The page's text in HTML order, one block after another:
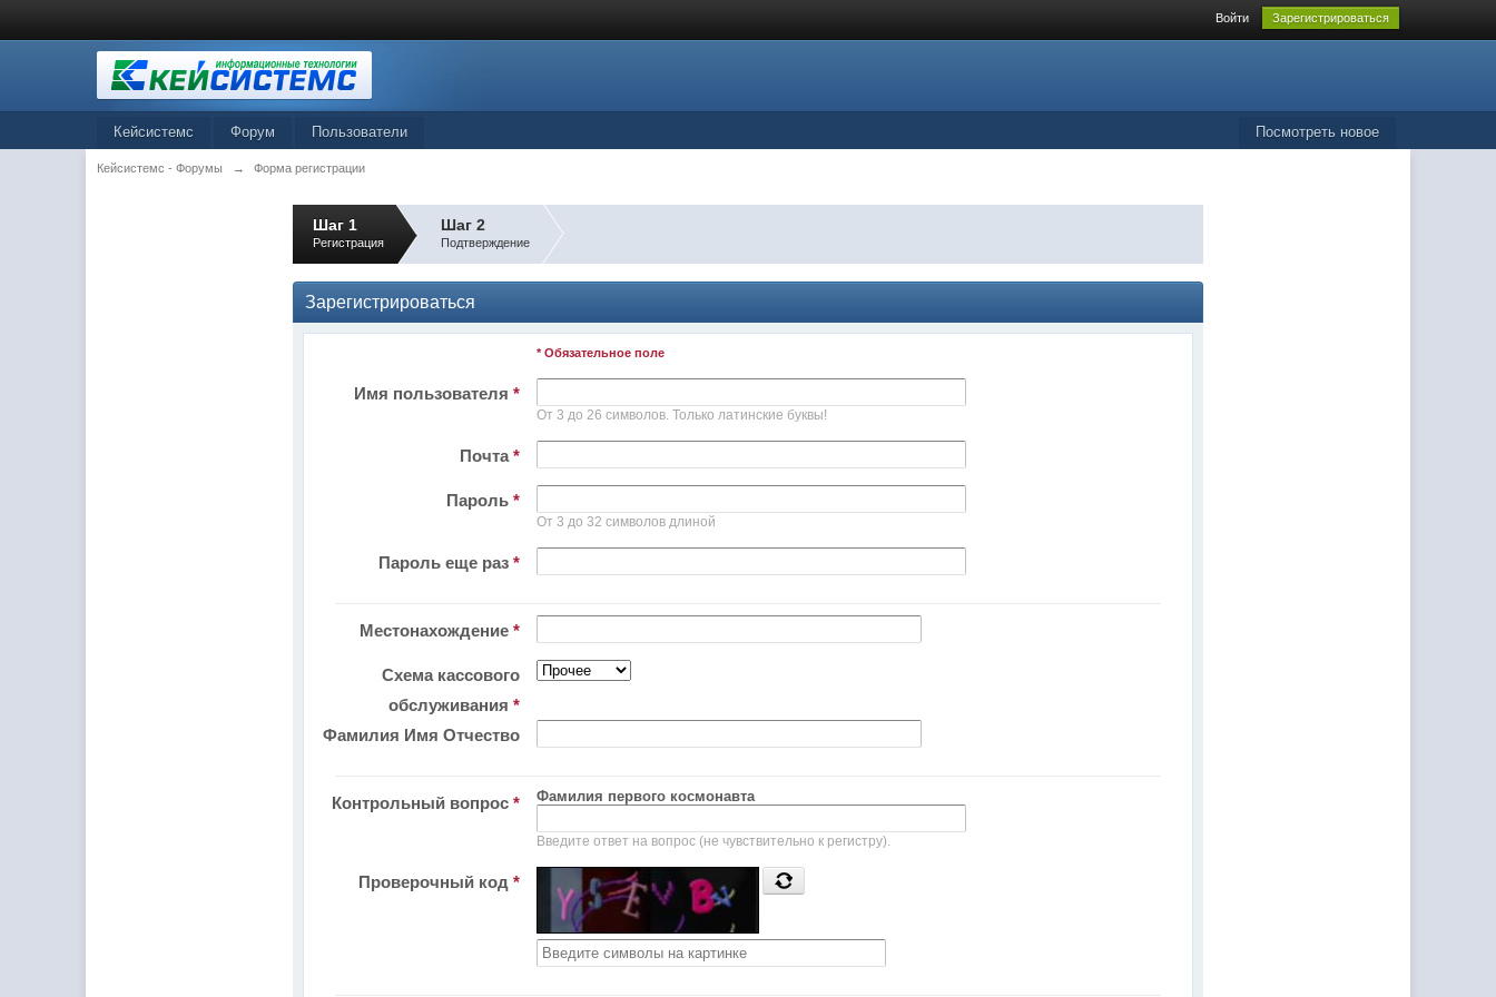
Войти Зарегистрироваться
Посмотреть новое
Кейсистемс Форум Пользователи
Кейсистемс - Форумы → Форма регистрации
Шаг 1
Регистрация
Шаг 2
Подтверждение
Зарегистрироваться
* Обязательное поле
Имя пользователя *
От 3 до 26 символов. Только латинские буквы!
Почта*
Пароль *
От 3 до 32 символов длиной
Пароль еще раз *
Местонахождение *
Схема кассового
обслуживания *
Фамилия Имя Отчество
Контрольный вопрос * Фамилия первого космонавта
Введите ответ на вопрос (не чувствительно к регистру).
Проверочный код *